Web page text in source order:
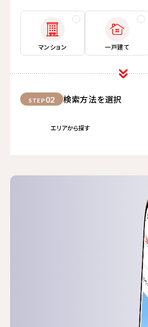
マンション 一戸建て
STEP 02 検索方法を選択
エリアから探す